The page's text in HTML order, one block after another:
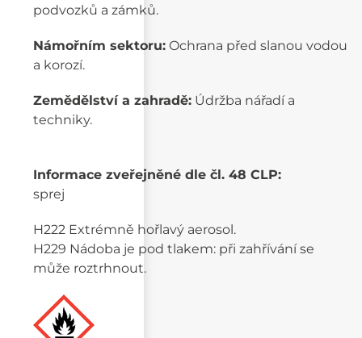
podvozků a zámků.
Námořním sektoru: Ochrana před slanou vodou
a korozí.
Zemědělství a zahradě: Údržba nářadí a
techniky.
Informace zveřejněné dle čl. 48 CLP:
sprej
H222 Extrémně hořlavý aerosol.
H229 Nádoba je pod tlakem: při zahřívání se
může roztrhnout.